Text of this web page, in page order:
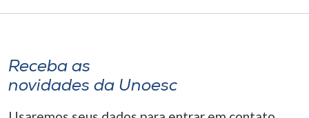
Receba as
novidades da Unoesc